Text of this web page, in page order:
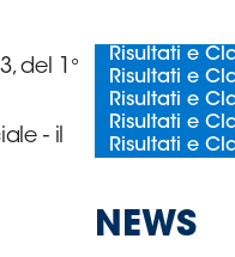
del 1°
- il
Risultati e
Risultati e
Risultati e
Risultati e
Risultati e
NEWS